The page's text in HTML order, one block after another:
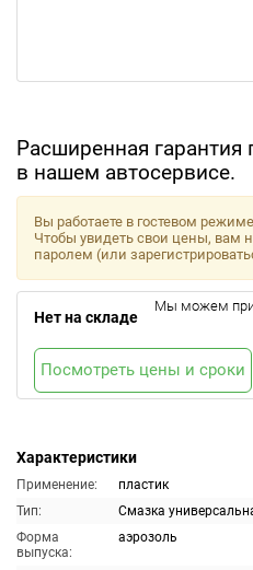
Расширенная гарантия
в нашем автосервисе.
Характеристики
Применение:
пластик
Тип:
Смазка
Форма
выпуска:
аэрозоль
Вы работаете в гостевом
Чтобы увидеть свои цены, вам
паролем (или
Нет на складе
Мы можем
Посмотреть цены и сроки